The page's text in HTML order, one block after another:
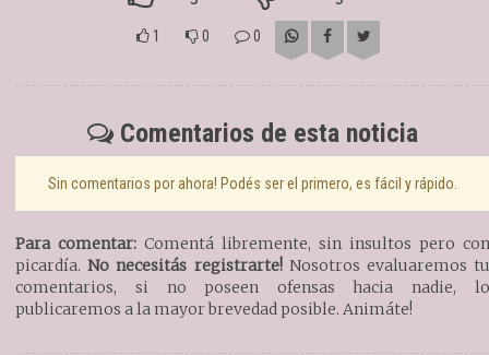
1 0 0
Comentarios de esta noticia
Sin comentarios por ahora! Podés ser el primero, es fácil y rápido.
Para comentar: Comentá libremente, sin insultos pero con
picardía.No necesitás registrarte!Nosotros evaluaremos tu
comentarios, si no poseen ofensas hacia nadie, lo
publicaremos a la mayor brevedad posible. Animáte!